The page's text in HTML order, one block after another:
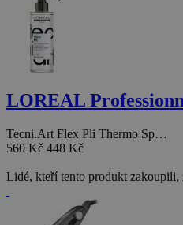
LOREAL
Tecni.Art Flex Pli Thermo Sp…
560 Kč 448 Kč
Lidé, kteří tento produkt zakoupili,